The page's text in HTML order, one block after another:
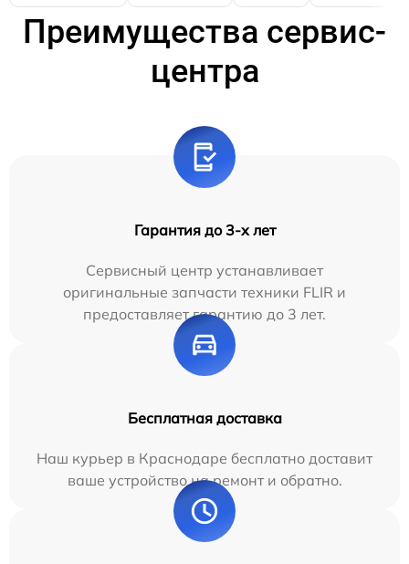
Преимущества сервис-
центра
Гарантия до 3-х лет
Сервисный центр устанавливает
оригинальные запчасти техники FLIR и
предоставляет гарантию до 3 лет.
Бесплатная доставка
Наш курьер в Краснодаре бесплатно доставит
ваше устройство на ремонт и обратно.